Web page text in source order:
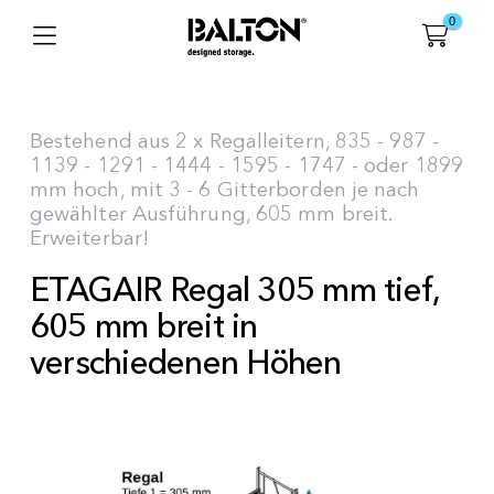
0
Bestehend aus 2 x Regalleitern, 835 - 987 -
1139 - 1291 - 1444 - 1595 - 1747 - oder 1899
mm hoch, mit 3 - 6 Gitterborden je nach
gewählter Ausführung, 605 mm breit.
Erweiterbar!
ETAGAIR Regal 305 mm tief,
605 mm breit in
verschiedenen Höhen